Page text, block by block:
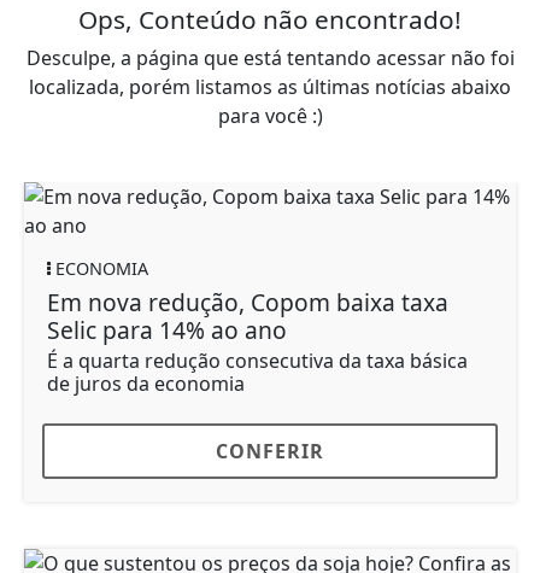
Ops, Conteúdo não encontrado!
Desculpe, a página que está tentando acessar não foi
localizada, porém listamos as últimas notícias abaixo
para você :)
ECONOMIA
Em nova redução, Copom baixa taxa
Selic para 14% ao ano
É a quarta redução consecutiva da taxa básica
de juros da economia
CONFERIR